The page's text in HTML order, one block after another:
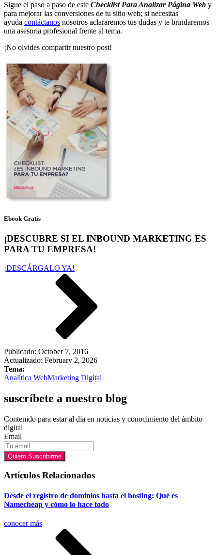
Sigue el paso a paso de este Checklist Para Analizar Página Web y
para mejorar las conversiones de tu sitio web; si necesitas
ayuda contáctanos nosotros aclararemos tus dudas y te brindaremos
una asesoría profesional frente al tema.
¡No olvides compartir nuestro post!
Ebook Gratis
¡DESCUBRE SI EL INBOUND MARKETING ES
PARA TU EMPRESA!
¡DESCÁRGALO YA!
Publicado: October 7, 2016
Actualizado: February 2, 2026
Tema:
Analítica WebMarketing Digital
suscríbete a nuestro blog
Contenido para estar al día en noticias y conocimiento del ámbito
digital
Email
Quiero Suscribirme
Artículos Relacionados
Desde el registro de dominios hasta el hosting: Qué es
Namecheap y cómo lo hace todo
conocer más